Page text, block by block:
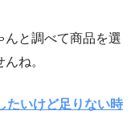
んと調べて商品を選
ね。
たいけど足りない時